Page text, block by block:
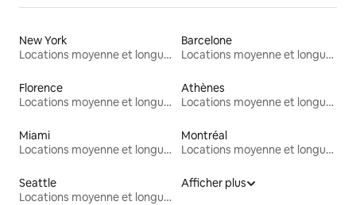
New York
Locations moyenne et longue durée
Barcelone
Locations moyenne et longue durée
Florence
Locations moyenne et longue durée
Athènes
Locations moyenne et longue durée
Miami
Locations moyenne et longue durée
Montréal
Locations moyenne et longue durée
Seattle
Locations moyenne et longue durée
Afficher plus